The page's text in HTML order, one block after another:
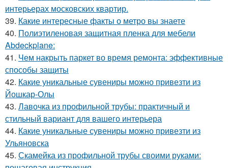
интерьерах московских квартир.
39. Какие интересные факты о метро вы знаете
40. Полиэтиленовая защитная пленка для мебели
Abdeckplane:
41. Чем накрыть паркет во время ремонта: эффективные
способы защиты
42. Какие уникальные сувениры можно привезти из
Йошкар-Олы
43. Лавочка из профильной трубы: практичный и
стильный вариант для вашего интерьера
44. Какие уникальные сувениры можно привезти из
Ульяновска
45. Скамейка из профильной трубы своими руками: